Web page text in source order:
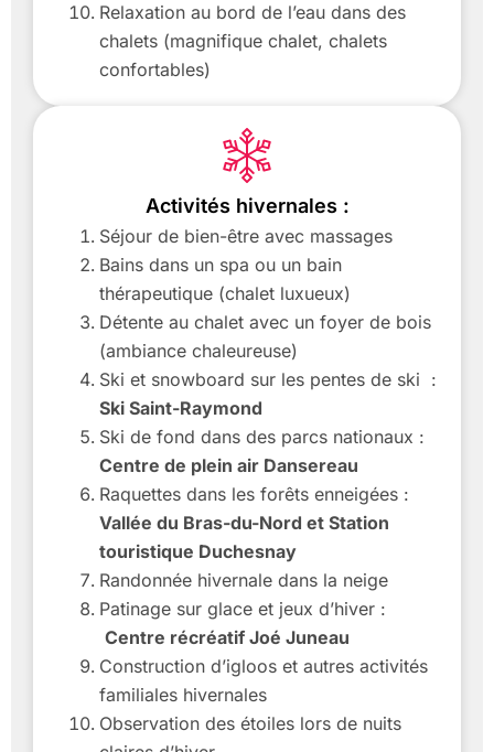
Relaxation au bord de l’eau dans des
chalets (magnifique chalet, chalets
confortables)
Activités hivernales :
Séjour de bien-être avec massages
Bains dans un spa ou un bain
thérapeutique (chalet luxueux)
Détente au chalet avec un foyer de bois
(ambiance chaleureuse)
Ski et snowboard sur les pentes de ski :
Ski Saint-Raymond
Ski de fond dans des parcs nationaux :
Centre de plein air Dansereau
Raquettes dans les forêts enneigées :
Vallée du Bras-du-Nord et Station
touristique Duchesnay
Randonnée hivernale dans la neige
Patinage sur glace et jeux d’hiver :
Centre récréatif Joé Juneau
Construction d’igloos et autres activités
familiales hivernales
Observation des étoiles lors de nuits